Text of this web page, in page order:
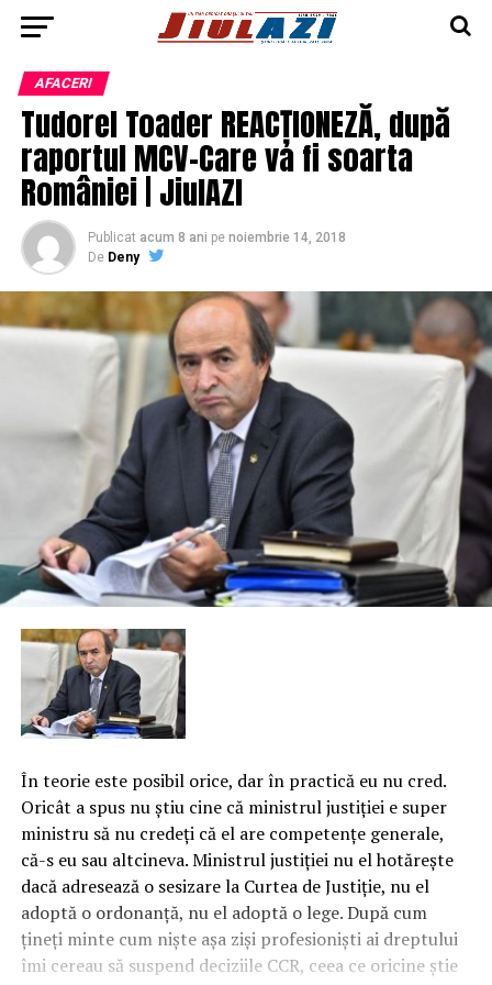
AFACERI
Tudorel Toader REACȚIONEZĂ, după
raportul MCV-Care va fi soarta
României | JiulAZI
Publicat acum 8 ani pe noiembrie 14, 2018
De Deny
În teorie este posibil orice, dar în practică eu nu cred.
Oricât a spus nu ştiu cine că ministrul justiţiei e super
ministru să nu credeţi că el are competenţe generale,
că-s eu sau altcineva. Ministrul justiţiei nu el hotăreşte
dacă adresează o sesizare la Curtea de Justiţie, nu el
adoptă o ordonanţă, nu el adoptă o lege. După cum
ţineţi minte cum nişte aşa zişi profesionişti ai dreptului
îmi cereau să suspend deciziile CCR, ceea ce oricine ştie